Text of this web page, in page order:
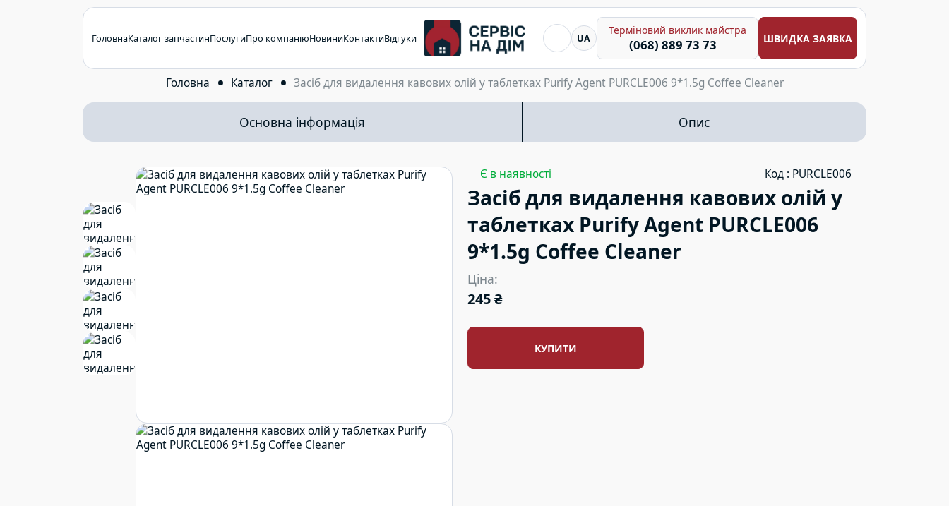
ГоловнаКаталог запчастинПослугиПро компаніюНовиниКонтактиВідгуки Я шукаю...
UA
Терміновий виклик майстра
(068) 889 73 73 ШВИДКА ЗАЯВКА
Головна Каталог Засіб для видалення кавових олій у таблетках Purify Agent PURCLE006 9*1.5g Coffee Cleaner
Основна інформація Опис
Є в наявності Код : PURCLE006
Засіб для видалення кавових олій у
таблетках Purify Agent PURCLE006
9*1.5g Coffee Cleaner
Ціна:
245 ₴
КУПИТИ